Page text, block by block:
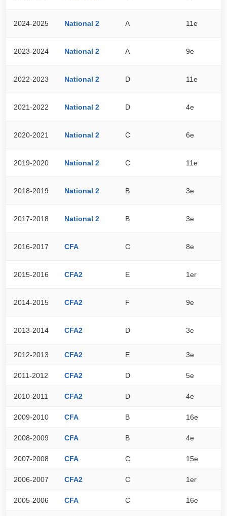
2024-2025 National 2 A 11e
2023-2024 National 2 A 9e
2022-2023 National 2 D 11e
2021-2022 National 2 D 4e
2020-2021 National 2 C 6e
2019-2020 National 2 C 11e
2018-2019 National 2 B 3e
2017-2018 National 2 B 3e
2016-2017 CFA C 8e
2015-2016 CFA2 E 1er
2014-2015 CFA2 F 9e
2013-2014 CFA2 D 3e
2012-2013 CFA2 E 3e
2011-2012 CFA2 D 5e
2010-2011 CFA2 D 4e
2009-2010 CFA B 16e
2008-2009 CFA B 4e
2007-2008 CFA C 15e
2006-2007 CFA2 C 1er
2005-2006 CFA C 16e